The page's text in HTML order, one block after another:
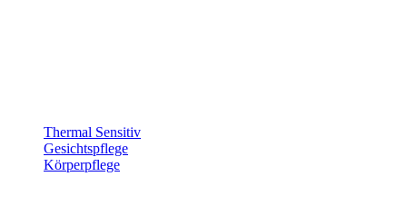
Thermal Sensitiv
Gesichtspflege
Körperpflege